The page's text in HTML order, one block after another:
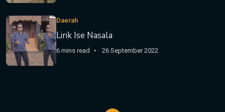
Daerah
Lirik Ise Nasala
6 mins read 26 September 2022